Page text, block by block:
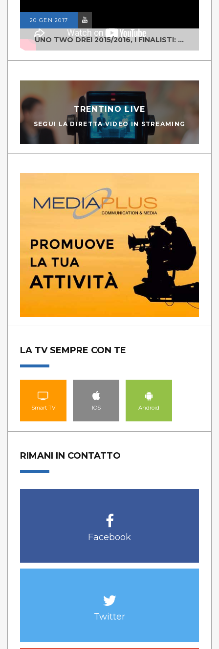
20 GEN 2017
UNO TWO DREI 2015/2016, I FINALISTI: CLASSE IV ALS ISTITUTO "DEGASPERI" BORGO VALSUGANA
TRENTINO LIVE
SEGUI LA DIRETTA VIDEO IN STREAMING
LA TV SEMPRE CON TE
Smart TV IOS Android
RIMANI IN CONTATTO
Facebook
Twitter